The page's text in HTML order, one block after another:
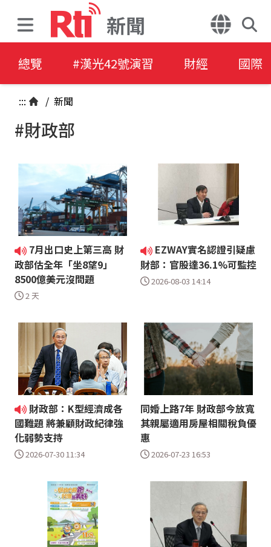
新聞
總覽 #漢光42號演習 財經 國際
::: / 新聞
#財政部
7月出口史上第三高 財
政部估全年「坐8望9」
8500億美元沒問題
2 天
EZWAY實名認證引疑慮
財部：官股達36.1%可監控
2026-08-03 14:14
財政部：K型經濟成各
國難題 將兼顧財政紀律強
化弱勢支持
2026-07-30 11:34
同婚上路7年 財政部今放寬
其親屬適用房屋相關稅負優
惠
2026-07-23 16:53